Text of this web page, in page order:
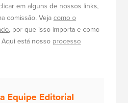
em alguns de nossos links,
comissão. Veja como o
, por que isso importa e como
está nosso processo
Equipe Editorial